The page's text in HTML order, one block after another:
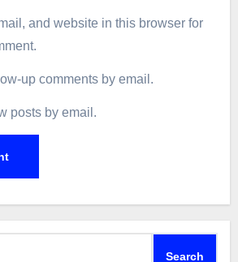
and website in this browser for
up comments by email.
posts by email.